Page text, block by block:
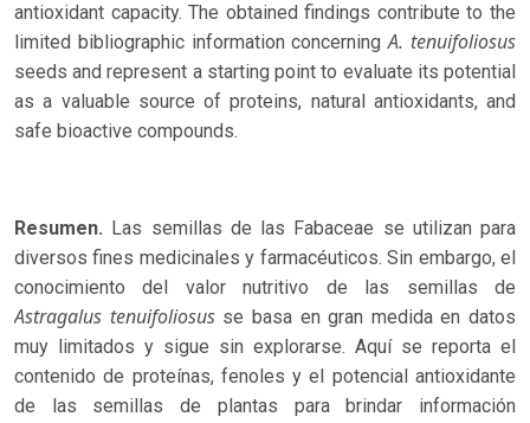
antioxidant capacity. The obtained findings contribute to the
limited bibliographic information concerningA. tenuifoliosus
seeds and represent a starting point to evaluate its potential
as a valuable source of proteins, natural antioxidants, and
safe bioactive compounds.
Resumen. Las semillas de las Fabaceae se utilizan para
diversos fines medicinales y farmacéuticos. Sin embargo, el
conocimiento del valor nutritivo de las semillas de
Astragalus tenuifoliosusse basa en gran medida en datos
muy limitados y sigue sin explorarse. Aquí se reporta el
contenido de proteínas, fenoles y el potencial antioxidante
de las semillas de plantas para brindar información